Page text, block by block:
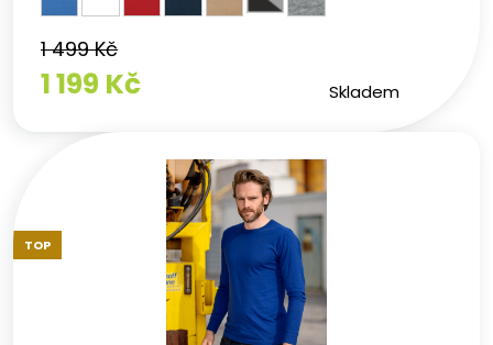
1 499 Kč
1 199 Kč Skladem
TOP